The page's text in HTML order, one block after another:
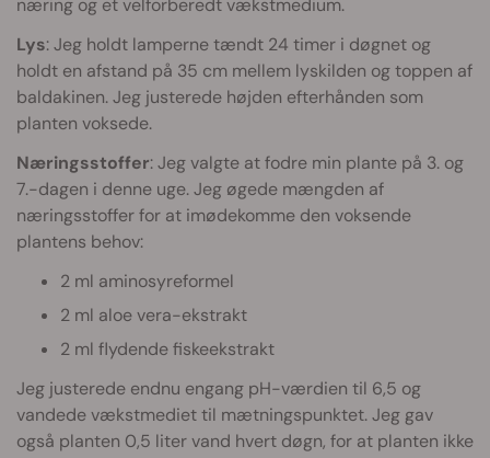
Lys: Jeg holdt lamperne tændt 24 timer i døgnet og
holdt en afstand på 35 cm mellem lyskilden og toppen af
baldakinen. Jeg justerede højden efterhånden som
planten voksede.
Næringsstoffer: Jeg valgte at fodre min plante på 3. og
7.-dagen i denne uge. Jeg øgede mængden af
næringsstoffer for at imødekomme den voksende
plantens behov:
2 ml aminosyreformel
2 ml aloe vera-ekstrakt
2 ml flydende fiskeekstrakt
Jeg justerede endnu engang pH-værdien til 6,5 og
vandede vækstmediet til mætningspunktet. Jeg gav
også planten 0,5 liter vand hvert døgn, for at planten ikke